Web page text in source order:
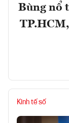
Bùng nổ
Kinh tế số